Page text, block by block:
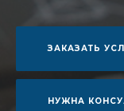
ЗАКАЗАТЬ
НУЖНА